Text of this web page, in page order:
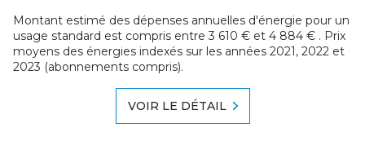
Montant estimé des dépenses annuelles d'énergie pour un
usage standard est compris entre 3 610 € et 4 884 € . Prix
moyens des énergies indexés sur les années 2021, 2022 et
2023 (abonnements compris).
VOIR LE DÉTAIL